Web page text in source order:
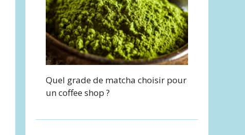
Quel grade de matcha choisir pour
un coffee shop ?